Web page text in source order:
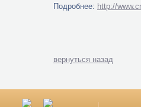
Подробнее: http://
вернуться назад